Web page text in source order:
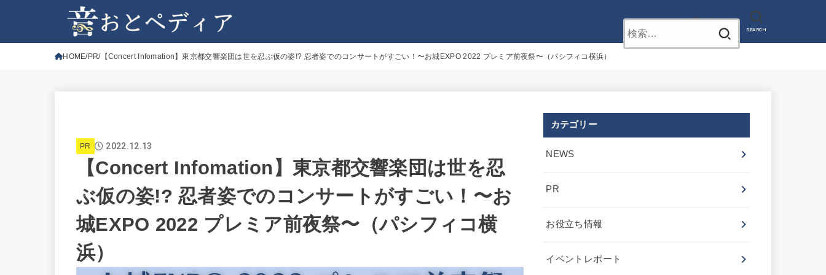
お問い合わせ
SEARCH
HOME PR 【Concert Infomation】東京都交響楽団は世を忍ぶ仮の姿!? 忍者姿でのコンサートがすごい！〜お城EXPO 2022 プレミア前夜祭〜（パシフィコ横浜）
PR 2022.12.13
【Concert Infomation】東京都交響楽団は世を忍
ぶ仮の姿!? 忍者姿でのコンサートがすごい！〜お
城EXPO 2022 プレミア前夜祭〜（パシフィコ横
浜）
カテゴリー
NEWS
PR
お役立ち情報
イベントレポート